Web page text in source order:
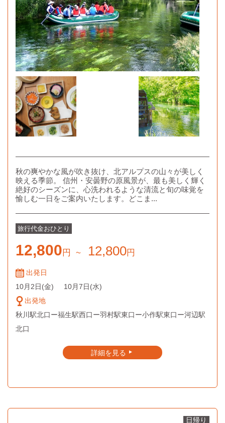
秋の爽やかな風が吹き抜け、北アルプスの山々が美しく
映える季節。 信州・安曇野の原風景が、最も美しく輝く
絶好のシーズンに、心洗われるような清流と旬の味覚を
愉しむ一日をご案内いたします。どこま...
旅行代金おひとり
12,800円 ~ 12,800円
出発日
10月2日(金) 10月7日(水)
出発地
秋川駅北口ー福生駅西口ー羽村駅東口ー小作駅東口ー河辺駅
北口
詳細を見る ▲
日帰り